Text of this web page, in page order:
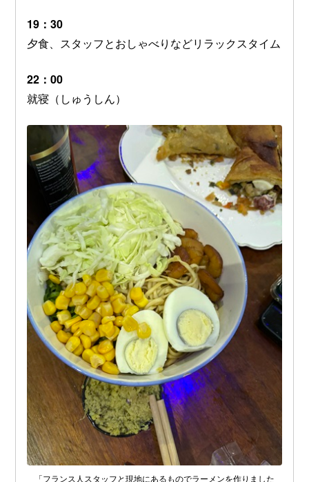
19：30
夕食、スタッフとおしゃべりなどリラックスタイム
22：00
就寝（しゅうしん）
「フランス人スタッフと現地にあるものでラーメンを作りました